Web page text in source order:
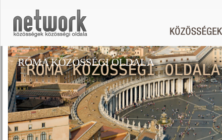
RÓMA KÖZÖSSÉGI OLDALA